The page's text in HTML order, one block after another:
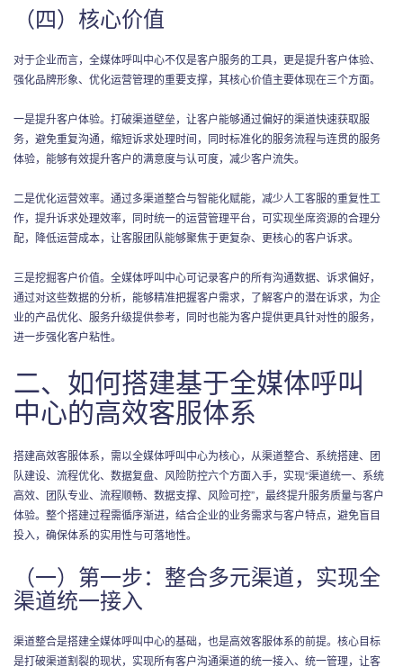
（四）核心价值
对于企业而言，全媒体呼叫中心不仅是客户服务的工具，更是提升客户体验、
强化品牌形象、优化运营管理的重要支撑，其核心价值主要体现在三个方面。
一是提升客户体验。打破渠道壁垒，让客户能够通过偏好的渠道快速获取服
务，避免重复沟通，缩短诉求处理时间，同时标准化的服务流程与连贯的服务
体验，能够有效提升客户的满意度与认可度，减少客户流失。
二是优化运营效率。通过多渠道整合与智能化赋能，减少人工客服的重复性工
作，提升诉求处理效率，同时统一的运营管理平台，可实现坐席资源的合理分
配，降低运营成本，让客服团队能够聚焦于更复杂、更核心的客户诉求。
三是挖掘客户价值。全媒体呼叫中心可记录客户的所有沟通数据、诉求偏好，
通过对这些数据的分析，能够精准把握客户需求，了解客户的潜在诉求，为企
业的产品优化、服务升级提供参考，同时也能为客户提供更具针对性的服务，
进一步强化客户粘性。
二、如何搭建基于全媒体呼叫
中心的高效客服体系
搭建高效客服体系，需以全媒体呼叫中心为核心，从渠道整合、系统搭建、团
队建设、流程优化、数据复盘、风险防控六个方面入手，实现“渠道统一、系统
高效、团队专业、流程顺畅、数据支撑、风险可控”，最终提升服务质量与客户
体验。整个搭建过程需循序渐进，结合企业的业务需求与客户特点，避免盲目
投入，确保体系的实用性与可落地性。
（一）第一步：整合多元渠道，实现全
渠道统一接入
渠道整合是搭建全媒体呼叫中心的基础，也是高效客服体系的前提。核心目标
是打破渠道割裂的现状，实现所有客户沟通渠道的统一接入、统一管理，让客